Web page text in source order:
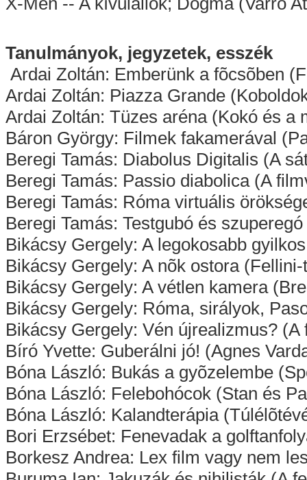
Tanulmányok, jegyzetek, esszék
Ardai Zoltán: Emberünk a fõcsõben
Ardai Zoltán: Piazza Grande
Ardai Zoltán: Tüzes aréna (Kokó és a
Báron György: Filmek fakamerával
Beregi Tamás: Diabolus Digitalis (A
Beregi Tamás: Passio diabolica (A
Beregi Tamás: Róma virtuális
Beregi Tamás: Testgubó és
Bikácsy Gergely: A legokosabb
Bikácsy Gergely: A nõk ostora
Bikácsy Gergely: A vétlen kamera
Bikácsy Gergely: Róma, sirályok,
Bikácsy Gergely: Vén újrealizmus?
Bíró Yvette: Guberálni jó! (Agnes
Bóna László: Bukás a gyõzelembe
Bóna László: Felebohócok (Stan és
Bóna László: Kalandterápia
Bori Erzsébet: Fenevadak a
Borkesz Andrea: Lex film vagy nem